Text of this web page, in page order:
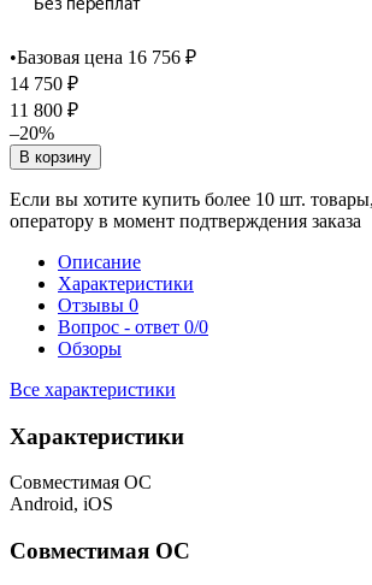
•Базовая цена 16 756 ₽
14 750 ₽
11 800 ₽
–20%
В корзину
Если вы хотите купить более 10 шт.
оператору в момент подтверждения заказа
Описание
Характеристики
Отзывы 0
Вопрос - ответ 0/0
Обзоры
Все характеристики
Характеристики
Совместимая ОС
Android, iOS
Совместимая ОС